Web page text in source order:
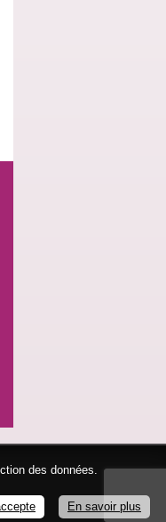
des données.
En savoir plus